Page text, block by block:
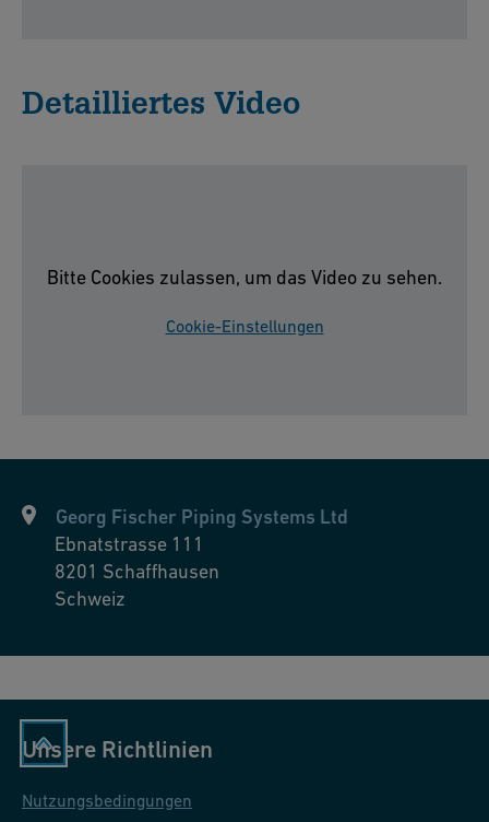
Detailliertes Video
Bitte Cookies zulassen, um das Video zu sehen.
Cookie-Einstellungen
Georg Fischer Piping Systems Ltd
Ebnatstrasse 111
8201 Schaffhausen
Schweiz
Unsere Richtlinien
Nutzungsbedingungen